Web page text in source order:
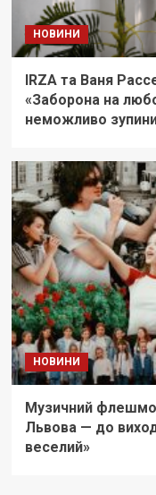
НОВИНИ
IRZA та Ваня
«Заборона на
неможливо
НОВИНИ
Музичний флешмоб
Львова — до
веселий»